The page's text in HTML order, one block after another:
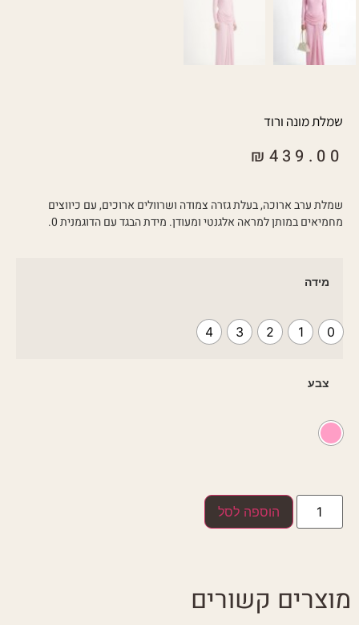
שמלת מונה ורוד
₪ 439.00
שמלת ערב ארוכה, בעלת גזרה צמודה ושרוולים ארוכים, עם כיווצים
מחמיאים במותן למראה אלגנטי ומעודן. מידת הבגד עם הדוגמנית 0.
מידה
0
1
2
3
4
צבע
הוספה לסל
מוצרים קשורים